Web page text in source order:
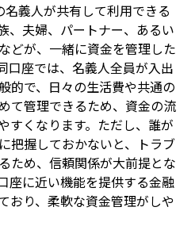
義人が共有して利用できる
、夫婦、パートナー、あるい
どが、一緒に資金を管理した
口座では、名義人全員が入出
的で、日々の生活費や共通の
て管理できるため、資金の流
すくなります。ただし、誰が
把握しておかないと、トラブ
ため、信頼関係が大前提とな
座に近い機能を提供する金融
おり、柔軟な資金管理がしや